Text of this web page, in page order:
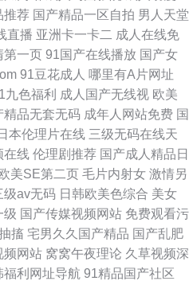
推荐 国产精品一区自拍 男人天堂
直播 亚洲卡一卡二 成人在线免
第一页 91国产在线播放 国产女
91豆花成人 哪里有A片网址
九色福利 成人国产无线视 欧美
精品无套无码 成年人网站免费 国
本伦理片在线 三级无码在线天
在线 伦理剧推荐 国产成人精品日
美SE第二页 毛片内射女 激情另
级av无码 日韩欧美色综合 美女
级 国产传媒视频网站 免费观看污
搐 宅男久久国产精品 国产乱肥
频网站 窝窝午夜理论 久草视频深
福利网址导航 91精品国产社区